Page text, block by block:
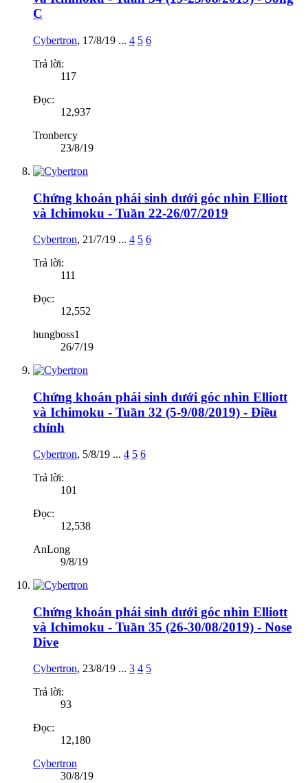
C
Cybertron, 17/8/19 ... 4 5 6
Trả lời:
117
Đọc:
12,937
Tronbercy
23/8/19
Chứng khoán phái sinh dưới góc nhìn Elliott
và Ichimoku - Tuần 22-26/07/2019
Cybertron, 21/7/19 ... 4 5 6
Trả lời:
111
Đọc:
12,552
hungboss1
26/7/19
Chứng khoán phái sinh dưới góc nhìn Elliott
và Ichimoku - Tuần 32 (5-9/08/2019) - Điều
chỉnh
Cybertron, 5/8/19 ... 4 5 6
Trả lời:
101
Đọc:
12,538
AnLong
9/8/19
Chứng khoán phái sinh dưới góc nhìn Elliott
và Ichimoku - Tuần 35 (26-30/08/2019) - Nose
Dive
Cybertron, 23/8/19 ... 3 4 5
Trả lời:
93
Đọc:
12,180
Cybertron
30/8/19